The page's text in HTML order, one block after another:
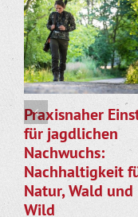
Praxisnaher
für jagdlichen
Nachwuchs:
Nachhaltigkeit
Natur, Wald und
Wild